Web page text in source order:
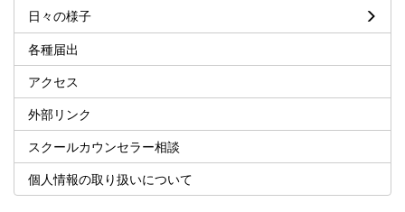
日々の様子
各種届出
アクセス
外部リンク
スクールカウンセラー相談
個人情報の取り扱いについて